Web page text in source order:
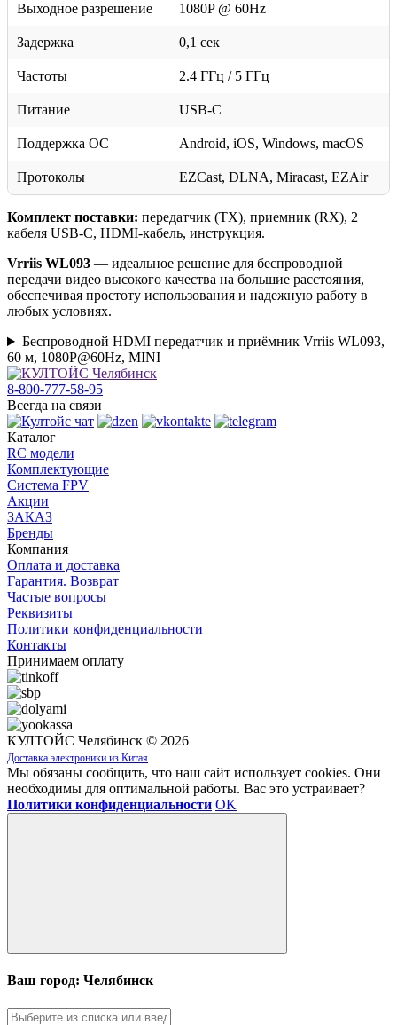
Выходное разрешение 1080P @ 60Hz
Задержка 0,1 сек
Частоты 2.4 ГГц / 5 ГГц
Питание USB-C
Поддержка ОС Android, iOS, Windows, macOS
Протоколы EZCast, DLNA, Miracast, EZAir
Комплект поставки: передатчик (TX), приемник (RX), 2
кабеля USB-C, HDMI-кабель, инструкция.
Vrriis WL093 — идеальное решение для беспроводной
передачи видео высокого качества на большие расстояния,
обеспечивая простоту использования и надежную работу в
любых условиях.
Беспроводной HDMI передатчик и приёмник Vrriis WL093,
60 м, 1080P@60Hz, MINI
8-800-777-58-95
Всегда на связи
Каталог
RC модели
Комплектующие
Система FPV
Акции
ЗАКАЗ
Бренды
Компания
Оплата и доставка
Гарантия. Возврат
Частые вопросы
Реквизиты
Политики конфиденциальности
Контакты
Принимаем оплату
КУЛТОЙС Челябинск © 2026
Доставка электроники из Китая
Мы обязаны сообщить, что наш сайт использует cookies. Они
необходимы для оптимальной работы. Вас это устраивает?
Политики конфиденциальности OK
Ваш город: Челябинск